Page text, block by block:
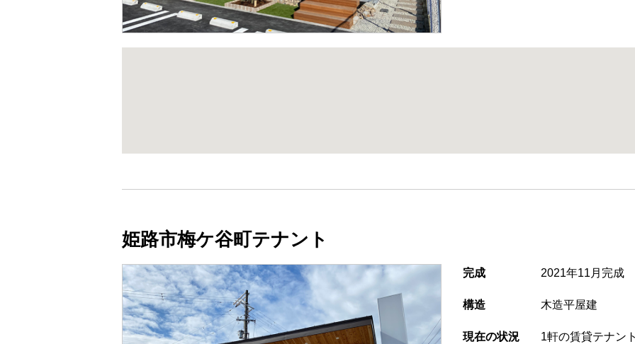
姫路市梅ケ谷町テナント
完成 2021年11月完成
構造 木造平屋建
現在の状況 1軒の賃貸テナン